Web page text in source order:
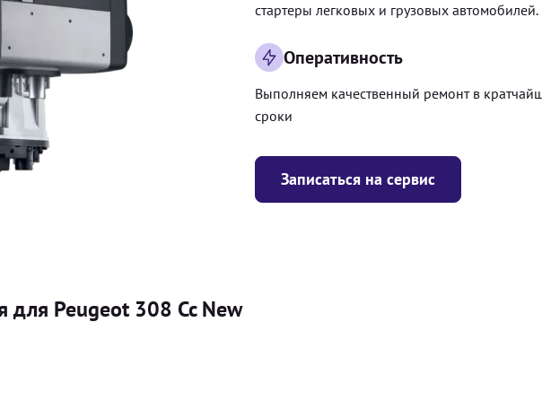
Записаться на сервис
стартеры легковых и грузовых автомобилей.
Оперативность
Выполняем качественный ремонт в
сроки
для Peugeot 308 Cc New